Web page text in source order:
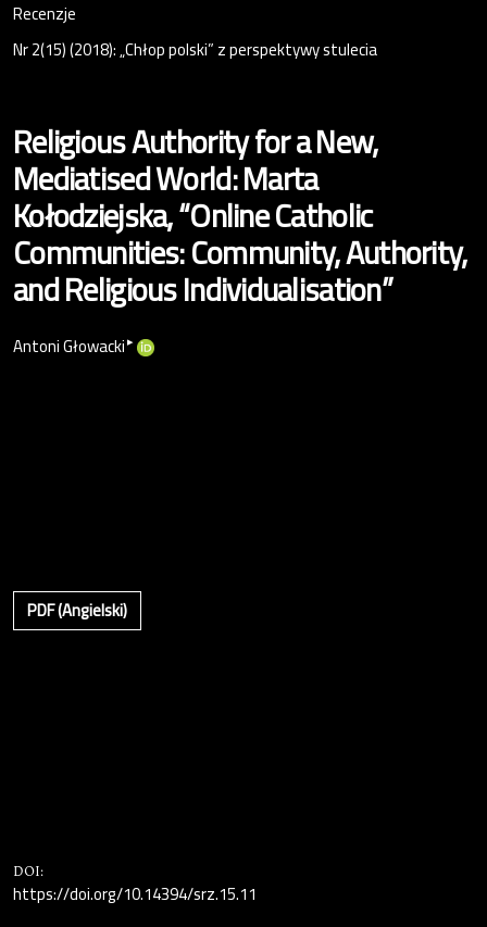
Recenzje
Nr 2(15) (2018): „Chłop polski” z perspektywy stulecia
Religious Authority for a New,
Mediatised World: Marta
Kołodziejska, “Online Catholic
Communities: Community, Authority,
and Religious Individualisation”
Antoni Głowacki▸
PDF (Angielski)
DOI:
https://doi.org/10.14394/srz.15.11